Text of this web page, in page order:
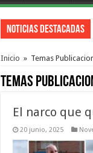
Noticias Destacadas
Inicio » Temas
Temas
El narco que
20 junio, 2025